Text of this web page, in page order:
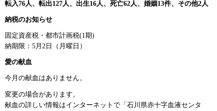
転入76人、転出127人、出生16人、死亡62人、婚姻13件、その他2人
納税のお知らせ
固定資産税・都市計画税(1期)
納期限：5月2日（月曜日）
愛の献血
今月の献血はありません。
変更の場合があります。
献血の詳しい情報はインターネットで「石川県赤十字血液センタ